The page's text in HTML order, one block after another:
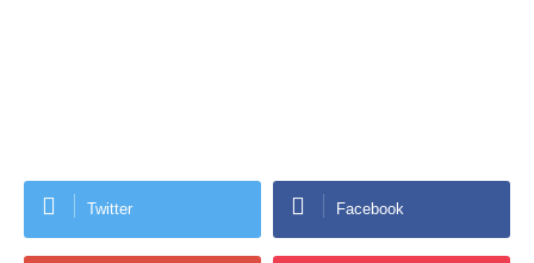
Twitter Facebook